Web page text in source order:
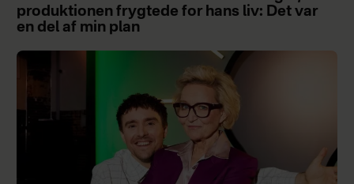
produktionen frygtede for hans liv: Det var
en del af min plan